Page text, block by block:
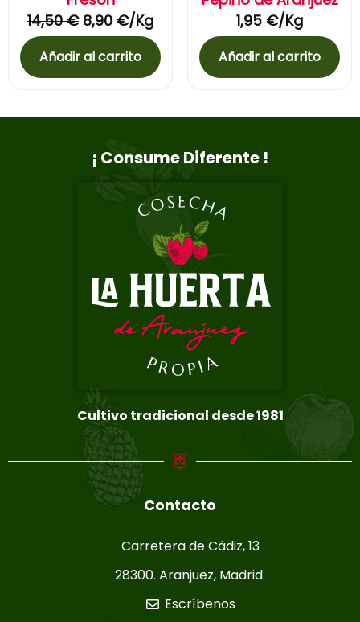
14,50€ 8,90 €/Kg
Añadir al carrito
1,95 €/Kg
Añadir al carrito
¡ Consume Diferente !
Cultivo tradicional desde 1981
Contacto
Carretera de Cádiz, 13
28300. Aranjuez, Madrid.
Escríbenos